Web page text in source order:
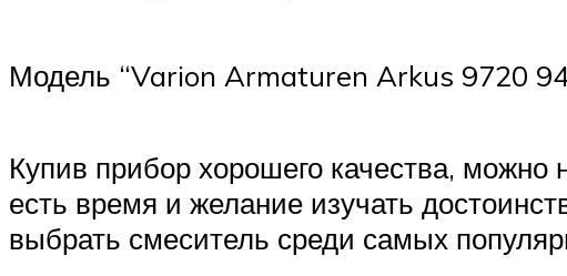
Модель “Varion Armaturen Arkus 9720
Купив прибор хорошего качества, можно
есть время и желание изучать
выбрать смеситель среди самых